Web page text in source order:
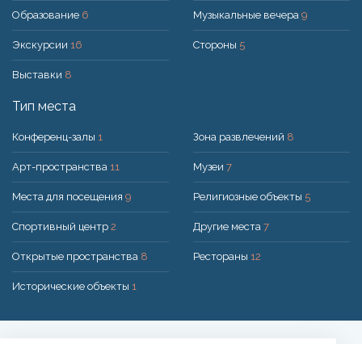
Образование 6
Экскурсии 16
Выставки 8
Музыкальные вечера 9
Стороны 5
Тип места
Конференц-залы 1
Арт-пространства 11
Места для посещения 9
Спортивный центр 2
Открытые пространства 8
Исторические объекты 1
Зона развлечений 8
Музеи 7
Религиозные объекты 5
Другие места 7
Рестораны 12